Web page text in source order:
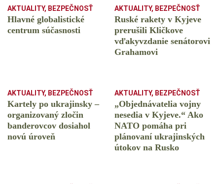
AKTUALITY, BEZPEČNOSŤ
Hlavné globalistické
centrum súčasnosti
AKTUALITY, BEZPEČNOSŤ
Ruské rakety v Kyjeve
prerušili Kličkove
vďakyvzdanie senátorovi
Grahamovi
AKTUALITY, BEZPEČNOSŤ
Kartely po ukrajinsky –
organizovaný zločin
banderovcov dosiahol
novú úroveň
AKTUALITY, BEZPEČNOSŤ
„Objednávatelia vojny
nesedia v Kyjeve.“ Ako
NATO pomáha pri
plánovaní ukrajinských
útokov na Rusko